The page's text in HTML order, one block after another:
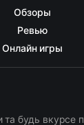
Обзоры
Ревью
Онлайн игры
та будь вкурсе